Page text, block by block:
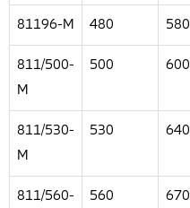
81196-M 480 580
811/500-
M
500 600
811/530-
M
530 640
811/560- 560 670